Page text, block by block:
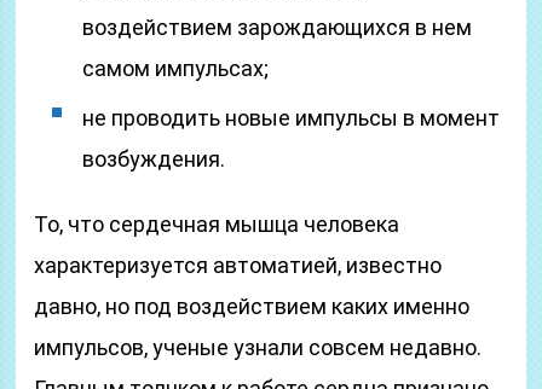
воздействием зарождающихся в нем
самом импульсах;
не проводить новые импульсы в момент
возбуждения.
То, что сердечная мышца человека
характеризуется автоматией, известно
давно, но под воздействием каких именно
импульсов, ученые узнали совсем недавно.